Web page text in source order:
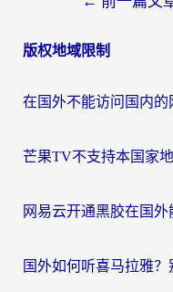
导
版权地域限制